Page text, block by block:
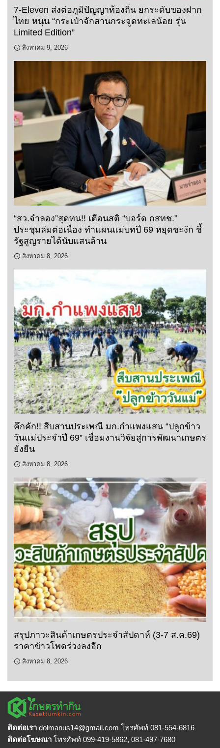
7-Eleven ส่งต่อภูมิปัญญาท้องถิ่น ยกระดับของฝาก
ไทย หนุน “กระเป๋าจักสานกระจูดทะเลน้อย รุ่น
Limited Edition”
สิงหาคม 9, 2026
“สว.จำลอง”สุดทน!! เตือนสติ “บอร์ด กสทช.”
ประชุมล่มต่อเนื่อง ทำแผนแม่บทปี 69 หยุดชะงัก ชี้
รัฐสูญรายได้นับแสนล้าน
สิงหาคม 8, 2026
คึกคัก!! สืบสานประเพณี มก.กำแพงแสน “ปลูกข้าว
วันแม่ประจำปี 69” เชื่อมงานวิจัยสู่การพัฒนาเกษตร
ยั่งยืน
สิงหาคม 8, 2026
สรุปภาวะสินค้าเกษตรประจำสัปดาห์ (3-7 ส.ค.69)
ราคาข้าวโพดร่วงลงอีก
สิงหาคม 8, 2026
ติดต่อเรา dolmanus14@gmail.com โทรศัพท์ 081-554-6816
ติดต่อโฆษณา โทรศัพท์ 099-419-5862, 081-497-7680